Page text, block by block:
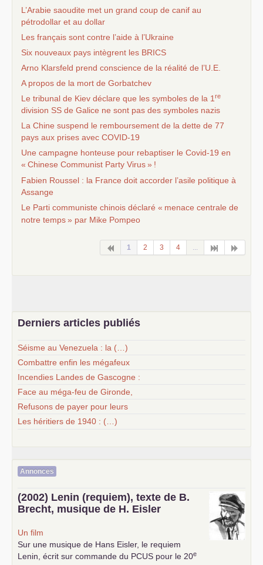
L’Arabie saoudite met un grand coup de canif au
pétrodollar et au dollar
Les français sont contre l’aide à l’Ukraine
Six nouveaux pays intègrent les BRICS
Arno Klarsfeld prend conscience de la réalité de l’U.E.
A propos de la mort de Gorbatchev
Le tribunal de Kiev déclare que les symboles de la 1 re
division SS de Galice ne sont pas des symboles nazis
La Chine suspend le remboursement de la dette de 77
pays aux prises avec COVID-19
Une campagne honteuse pour rebaptiser le Covid-19 en
« Chinese Communist Party Virus» !
Fabien Roussel : la France doit accorder l’asile politique à
Assange
Le Parti communiste chinois déclaré « menace centrale de
notre temps» par Mike Pompeo
1 2 3 4 ...
Derniers articles publiés
Séisme au Venezuela : la (…)
Combattre enfin les mégafeux
Incendies Landes de Gascogne :
Face au méga-feu de Gironde,
Refusons de payer pour leurs
Les héritiers de 1940 : (…)
Annonces
(2002) Lenin (requiem), texte de B.
Brecht, musique de H. Eisler
Un film
Sur une musique de Hans Eisler, le requiem
Lenin, écrit sur commande du PCUS pour le 20e